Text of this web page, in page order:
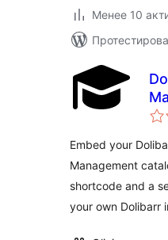
Менее 10
Embed your
Management
shortcode and a
your own Dolibarr